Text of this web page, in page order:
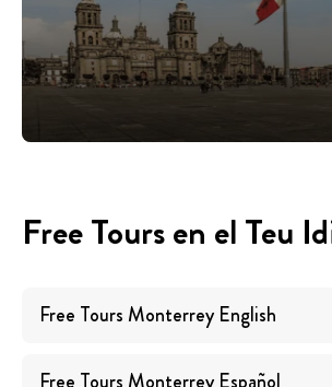
Free Tours en el Teu
Free Tours Monterrey English